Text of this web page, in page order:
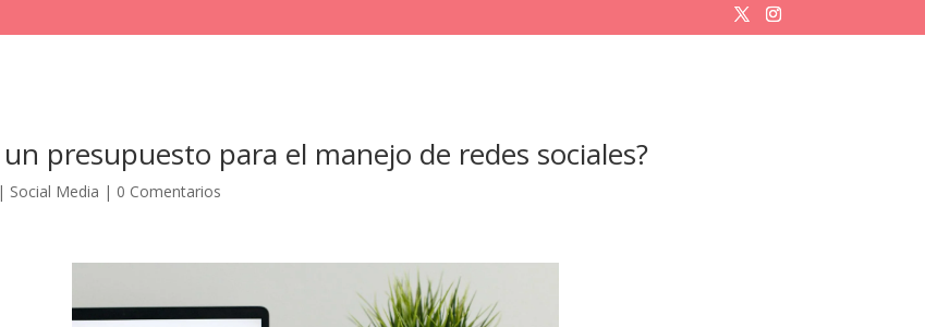
presupuesto para el manejo de redes sociales?
| Social Media | 0 Comentarios